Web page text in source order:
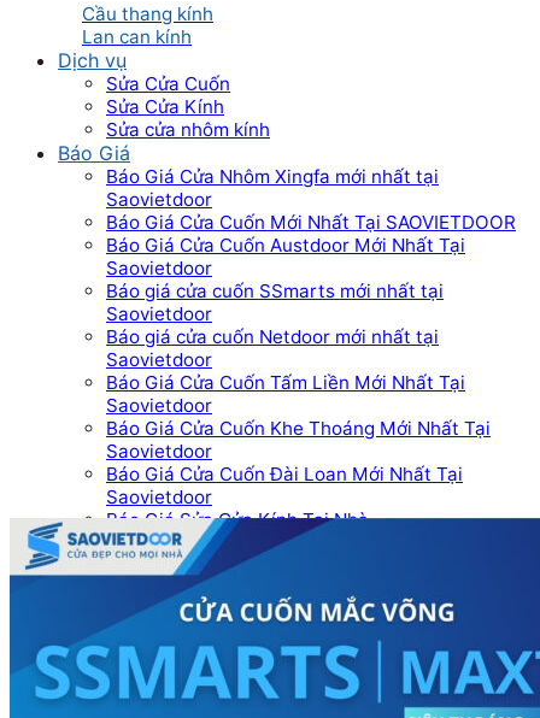
Cầu thang kính
Lan can kính
Dịch vụ
Sửa Cửa Cuốn
Sửa Cửa Kính
Sửa cửa nhôm kính
Báo Giá
Báo Giá Cửa Nhôm Xingfa mới nhất tại
Saovietdoor
Báo Giá Cửa Cuốn Mới Nhất Tại SAOVIETDOOR
Báo Giá Cửa Cuốn Austdoor Mới Nhất Tại
Saovietdoor
Báo giá cửa cuốn SSmarts mới nhất tại
Saovietdoor
Báo giá cửa cuốn Netdoor mới nhất tại
Saovietdoor
Báo Giá Cửa Cuốn Tấm Liền Mới Nhất Tại
Saovietdoor
Báo Giá Cửa Cuốn Khe Thoáng Mới Nhất Tại
Saovietdoor
Báo Giá Cửa Cuốn Đài Loan Mới Nhất Tại
Saovietdoor
Báo Giá Sửa Cửa Kính Tại Nhà
Tin tức
Tin Tuyển Dụng
Mẫu cửa đẹp
Kích thước phong thủy
Thước Lỗ Ban
Hướng dẫn kỹ thuật
Tài Liệu Catalogue
Videos